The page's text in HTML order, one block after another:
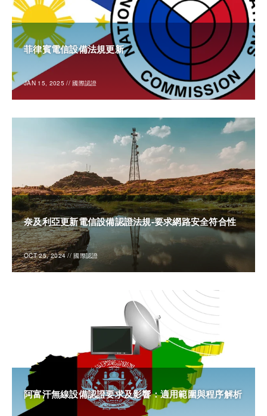
菲律賓電信設備法規更新
JAN 15, 2025 //國際認證
奈及利亞更新電信設備認證法規-要求網路安全符合性
OCT 25, 2024 //國際認證
阿富汗無線設備認證要求及影響：適用範圍與程序解析